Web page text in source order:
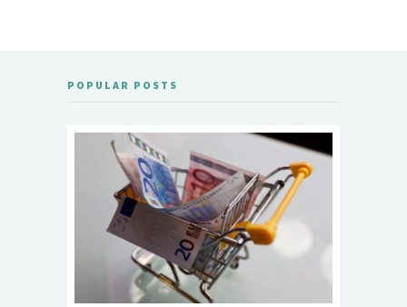
POPULAR POSTS